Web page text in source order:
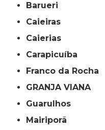
Barueri
Caieiras
Caierias
Carapicuíba
Franco da Rocha
GRANJA VIANA
Guarulhos
Mairiporã